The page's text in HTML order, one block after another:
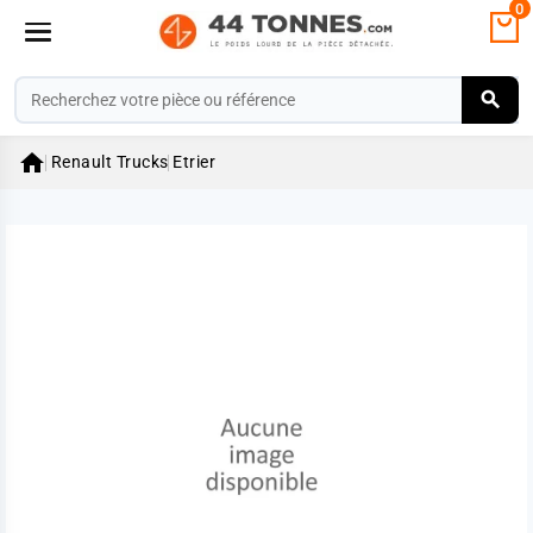
0
 Renault Trucks Etrier